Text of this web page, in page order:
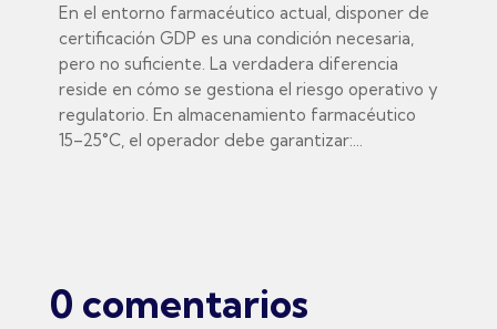
En el entorno farmacéutico actual, disponer de
certificación GDP es una condición necesaria,
pero no suficiente. La verdadera diferencia
reside en cómo se gestiona el riesgo operativo y
regulatorio. En almacenamiento farmacéutico
15–25°C, el operador debe garantizar:...
0 comentarios